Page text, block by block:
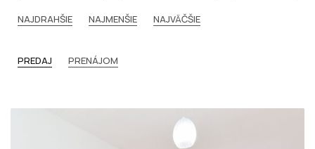
NAJDRAHŠIE NAJMENŠIE NAJVÄČŠIE
PREDAJ PRENÁJOM